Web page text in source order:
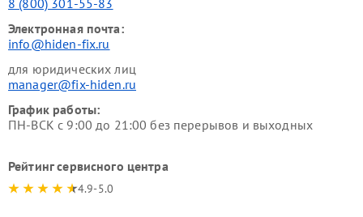
Электронная почта:
info@hiden-fix.ru
для юридических лиц
manager@fix-hiden.ru
График работы:
ПН-ВСК с 9:00 до 21:00 без перерывов и выходных
Рейтинг сервисного центра
4.9-5.0